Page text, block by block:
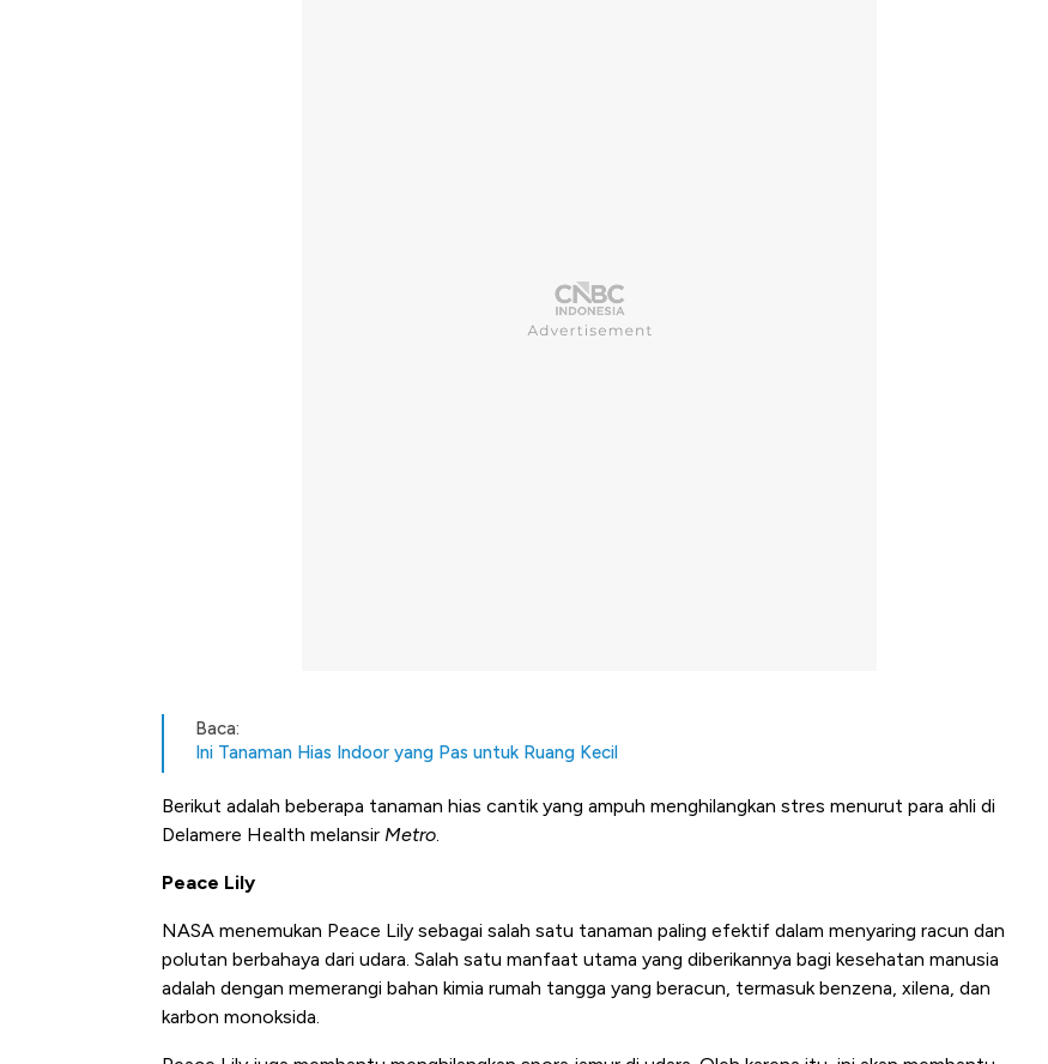
Baca:
Ini Tanaman Hias Indoor yang Pas untuk Ruang Kecil
Berikut adalah beberapa tanaman hias cantik yang ampuh menghilangkan stres menurut para ahli di
Delamere Health melansir Metro.
Peace Lily
NASA menemukan Peace Lily sebagai salah satu tanaman paling efektif dalam menyaring racun dan
polutan berbahaya dari udara. Salah satu manfaat utama yang diberikannya bagi kesehatan manusia
adalah dengan memerangi bahan kimia rumah tangga yang beracun, termasuk benzena, xilena, dan
karbon monoksida.